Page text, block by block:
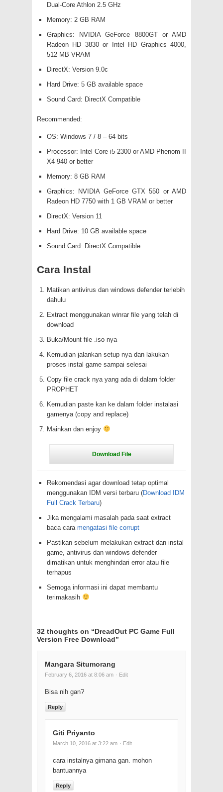
Dual-Core Athlon 2.5 GHz
Memory: 2 GB RAM
Graphics: NVIDIA GeForce 8800GT or AMD
Radeon HD 3830 or Intel HD Graphics 4000,
512 MB VRAM
DirectX: Version 9.0c
Hard Drive: 5 GB available space
Sound Card: DirectX Compatible
Recommended:
OS: Windows 7 / 8 – 64 bits
Processor: Intel Core i5-2300 or AMD Phenom II
X4 940 or better
Memory: 8 GB RAM
Graphics: NVIDIA GeForce GTX 550 or AMD
Radeon HD 7750 with 1 GB VRAM or better
DirectX: Version 11
Hard Drive: 10 GB available space
Sound Card: DirectX Compatible
Cara Instal
Matikan antivirus dan windows defender terlebih
dahulu
Extract menggunakan winrar file yang telah di
download
Buka/Mount file .iso nya
Kemudian jalankan setup nya dan lakukan
proses instal game sampai selesai
Copy file crack nya yang ada di dalam folder
PROPHET
Kemudian paste kan ke dalam folder instalasi
gamenya (copy and replace)
Mainkan dan enjoy
Rekomendasi agar download tetap optimal
menggunakan IDM versi terbaru (Download IDM
Full Crack Terbaru)
Jika mengalami masalah pada saat extract
baca cara mengatasi file corrupt
Pastikan sebelum melakukan extract dan instal
game, antivirus dan windows defender
dimatikan untuk menghindari error atau file
terhapus
Semoga informasi ini dapat membantu
terimakasih
32 thoughts on “DreadOut PC Game Full
Version Free Download”
Mangara Situmorang
February 6, 2016 at 8:06 am · Edit
Bisa nih gan?
Reply
Giti Priyanto
March 10, 2016 at 3:22 am · Edit
cara instalnya gimana gan. mohon
bantuannya
Reply